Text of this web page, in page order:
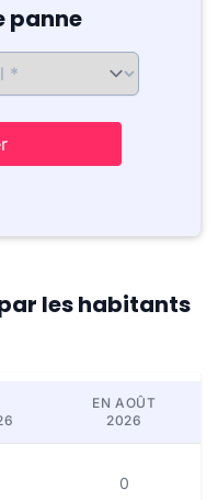
panne
les habitants
EN AOÛT
2026
0